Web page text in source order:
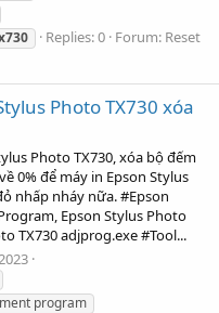
Replies: 0 Forum: Reset
Photo TX730 xóa
Photo TX730, xóa bộ đếm
0% để máy in Epson Stylus
nhấp nháy nữa. #Epson
Epson Stylus Photo
TX730 adjprog.exe #Tool...
program